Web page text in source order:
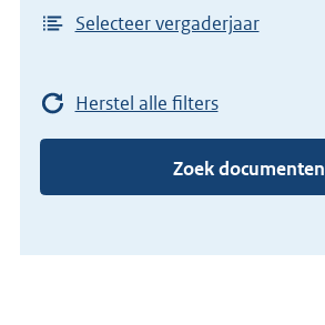
Selecteer vergaderjaar
Herstel alle filters
Zoek documenten